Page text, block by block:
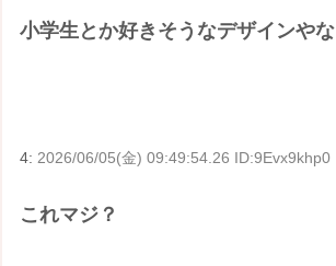
小学生とか好きそうなデザインやな
4:2026/06/05(金) 09:49:54.26 ID:9Evx9khp0
これマジ？